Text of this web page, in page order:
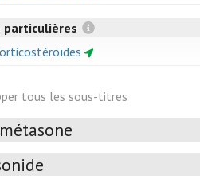
particulières
tous les sous-titres